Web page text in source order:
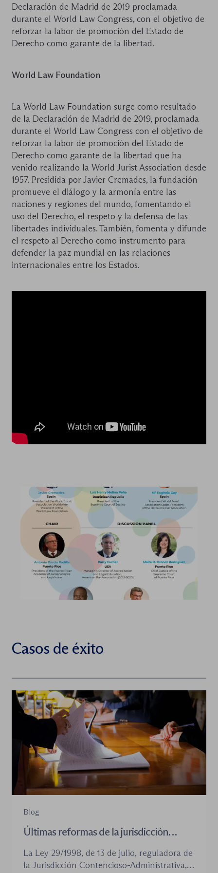
Declaración de Madrid de 2019 proclamada
durante el World Law Congress, con el objetivo de
reforzar la labor de promoción del Estado de
Derecho como garante de la libertad.
World Law Foundation
La World Law Foundation surge como resultado
de la Declaración de Madrid de 2019, proclamada
durante el World Law Congress con el objetivo de
reforzar la labor de promoción del Estado de
Derecho como garante de la libertad que ha
venido realizando la World Jurist Association desde
1957. Presidida por Javier Cremades, la fundación
promueve el diálogo y la armonía entre las
naciones y regiones del mundo, fomentando el
uso del Derecho, el respeto y la defensa de las
libertades individuales. También, fomenta y difunde
el respeto al Derecho como instrumento para
defender la paz mundial en las relaciones
internacionales entre los Estados.
Casos de éxito
Blog
Últimas reformas de la jurisdicción
La Ley 29/1998, de 13 de julio, reguladora de
la Jurisdicción Contencioso-Administrativa,